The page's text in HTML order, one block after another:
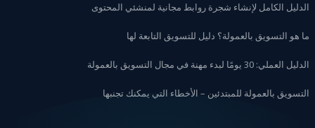
الكامل لإنشاء شجرة روابط مجانية لمنشئي المحتوى
التسويق بالعمولة؟ دليل للتسويق التابعة لها
30 يومًا لبدء مهنة في مجال التسويق بالعمولة
بالعمولة للمبتدئين – الأخطاء التي يمكنك تجنبها